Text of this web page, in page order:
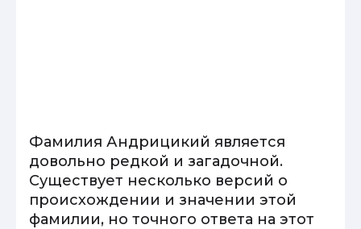
Фамилия Андрицикий является
довольно редкой и загадочной.
Существует несколько версий о
происхождении и значении этой
фамилии, но точного ответа на этот